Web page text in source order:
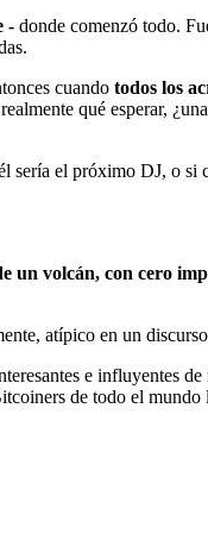
- donde comenzó todo.
cuando todos los
qué esperar,
sería el próximo DJ, o si
un volcán, con cero
atípico en un
e influyentes
de todo el mundo